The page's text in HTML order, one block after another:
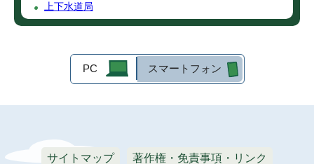
上下水道局
PC スマートフォン
サイトマップ 著作権・免責事項・リンク